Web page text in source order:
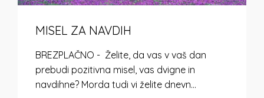
MISEL ZA NAVDIH
BREZPLAČNO - Želite, da vas v vaš dan
prebudi pozitivna misel, vas dvigne in
navdihne? Morda tudi vi želite dnevn...